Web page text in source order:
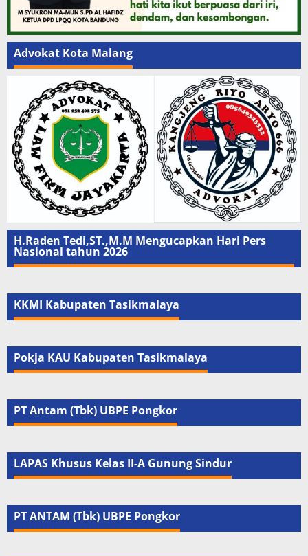
Advokat Kota Malang
H.Raden Tedi,ST.,M.M Mengucapkan Hari Pers
Nasional tahun 2026
KKMI Kabupaten Tasikmalaya
Pokja KAU Kabupaten Tasikmalaya
PT Antam (Tbk) UBPE Pongkor
LAPAS Khusus Kelas II-A Gunung Sindur
PT ANTAM (Tbk) UBPE Pongkor